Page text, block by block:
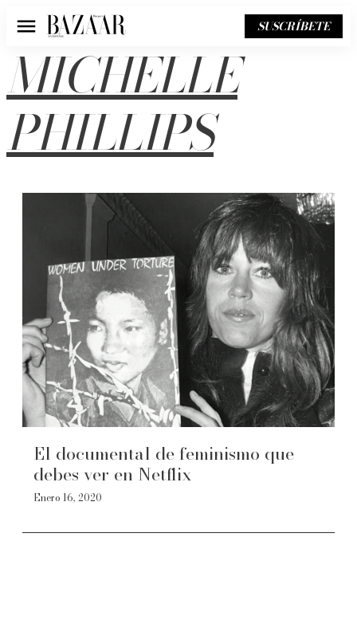
Menú SUSCRÍBETE
MICHELLE
PHILLIPS
El documental de feminismo que
debes ver en Netflix
Enero 16, 2020